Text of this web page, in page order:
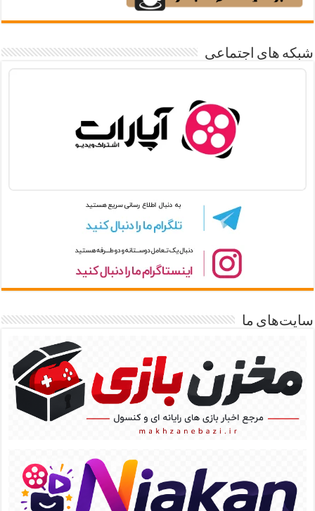
شبکه های اجتماعی
سایت‌های ما